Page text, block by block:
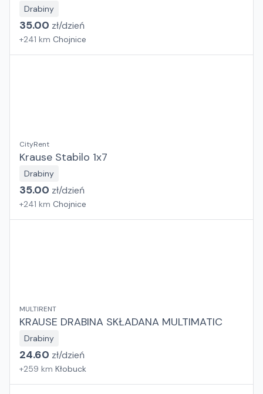
Drabiny
35.00 zł/dzień
+241 km Chojnice
CityRent
Krause Stabilo 1x7
Drabiny
35.00 zł/dzień
+241 km Chojnice
MULTIRENT
KRAUSE DRABINA SKŁADANA MULTIMATIC
Drabiny
24.60 zł/dzień
+259 km Kłobuck